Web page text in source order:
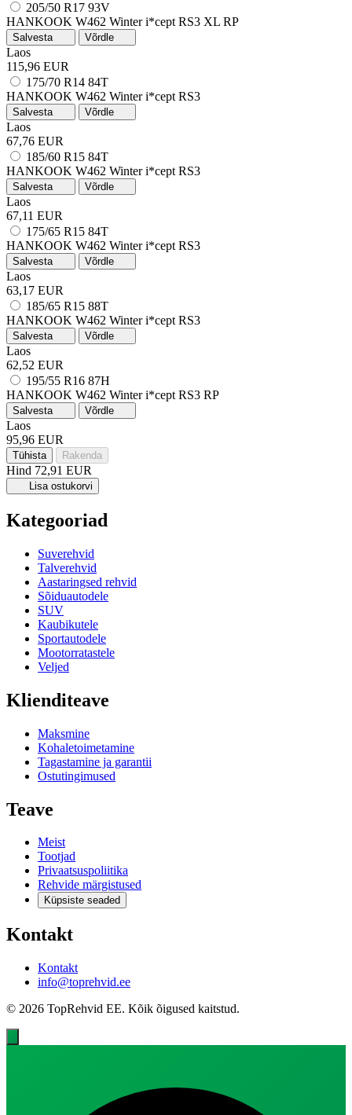
205/50 R17 93V
HANKOOK W462 Winter i*cept RS3 XL RP
Salvesta Võrdle
Laos
115,96 EUR
175/70 R14 84T
HANKOOK W462 Winter i*cept RS3
Salvesta Võrdle
Laos
67,76 EUR
185/60 R15 84T
HANKOOK W462 Winter i*cept RS3
Salvesta Võrdle
Laos
67,11 EUR
175/65 R15 84T
HANKOOK W462 Winter i*cept RS3
Salvesta Võrdle
Laos
63,17 EUR
185/65 R15 88T
HANKOOK W462 Winter i*cept RS3
Salvesta Võrdle
Laos
62,52 EUR
195/55 R16 87H
HANKOOK W462 Winter i*cept RS3 RP
Salvesta Võrdle
Laos
95,96 EUR
Tühista Rakenda
Hind 72,91 EUR
Lisa ostukorvi
Kategooriad
Suverehvid
Talverehvid
Aastaringsed rehvid
Sõiduautodele
SUV
Kaubikutele
Sportautodele
Mootorratastele
Veljed
Klienditeave
Maksmine
Kohaletoimetamine
Tagastamine ja garantii
Ostutingimused
Teave
Meist
Tootjad
Privaatsuspoliitika
Rehvide märgistused
Küpsiste seaded
Kontakt
Kontakt
info@toprehvid.ee
© 2026 TopRehvid EE. Kõik õigused kaitstud.